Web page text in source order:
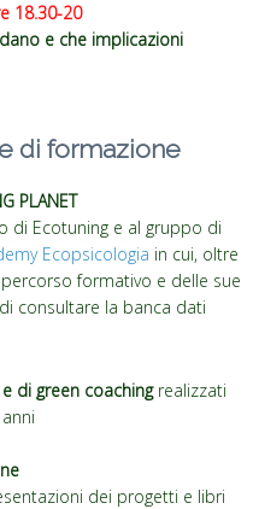
18.30-20
e che implicazioni
di formazione
PLANET
di Ecotuning e al gruppo di
Ecopsicologia in cui, oltre
formativo e delle sue
consultare la banca dati
di green coachingrealizzati
dei progetti e libri